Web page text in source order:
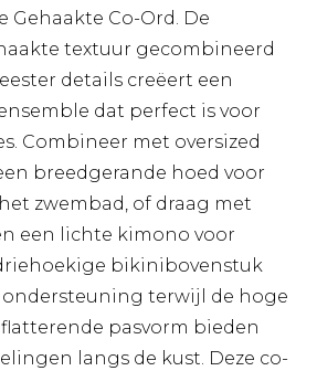
Gehaakte Co-Ord. De
textuur gecombineerd
details creëert een
dat perfect is voor
Combineer met oversized
breedgerande hoed voor
zwembad, of draag met
een lichte kimono voor
bikinibovenstuk
terwijl de hoge
pasvorm bieden
langs de kust. Deze co-